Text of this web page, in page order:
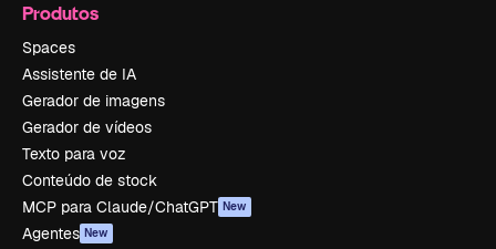
Produtos
Spaces
Assistente de IA
Gerador de imagens
Gerador de vídeos
Texto para voz
Conteúdo de stock
MCP para Claude/ChatGPT New
Agentes New